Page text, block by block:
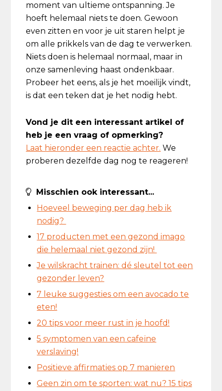
moment van ultieme ontspanning. Je
hoeft helemaal niets te doen. Gewoon
even zitten en voor je uit staren helpt je
om alle prikkels van de dag te verwerken.
Niets doen is helemaal normaal, maar in
onze samenleving haast ondenkbaar.
Probeer het eens, als je het moeilijk vindt,
is dat een teken dat je het nodig hebt.
Vond je dit een interessant artikel of
heb je een vraag of opmerking?
Laat hieronder een reactie achter. We
proberen dezelfde dag nog te reageren!
Misschien ook interessant...
Hoeveel beweging per dag heb ik
nodig?
17 producten met een gezond imago
die helemaal niet gezond zijn!
Je wilskracht trainen: dé sleutel tot een
gezonder leven?
7 leuke suggesties om een avocado te
eten!
20 tips voor meer rust in je hoofd!
5 symptomen van een cafeïne
verslaving!
Positieve affirmaties op 7 manieren
Geen zin om te sporten: wat nu? 15 tips